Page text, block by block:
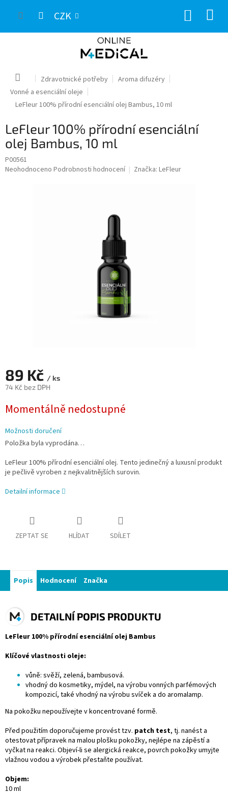
CZK
Domů Zdravotnické potřeby
Aroma difuzéry
Vonné a esenciální oleje
LeFleur 100% přírodní esenciální olej Bambus, 10 ml
LeFleur 100% přírodní esenciální
olej Bambus, 10 ml
P00561
Průměrné
Neohodnoceno Podrobnosti hodnocení Značka: LeFleur
89 Kč / ks
74 Kč bez DPH
cena:
Momentálně nedostupné
Možnosti doručení
Položka byla vyprodána…
LeFleur 100% přírodní esenciální olej. Tento jedinečný a luxusní produkt
je pečlivě vyroben z nejkvalitnějších surovin.
Detailní informace
ZEPTAT SE HLÍDAT SDÍLET
Popis Hodnocení Značka
DETAILNÍ POPIS PRODUKTU
LeFleur 100% přírodní esenciální olej Bambus
Klíčové vlastnosti oleje:
vůně: svěží, zelená, bambusová.
vhodný do kosmetiky, mýdel, na výrobu vonných parfémových
kompozicí, také vhodný na výrobu svíček a do aromalamp.
Na pokožku nepoužívejte v koncentrované formě.
Před použitím doporučujeme provést tzv. patch test, tj. nanést a
otestovat přípravek na malou plošku pokožky, nejlépe na zápěstí a
vyčkat na reakci. Objeví-li se alergická reakce, povrch pokožky umyjte
vlažnou vodou a výrobek přestaňte používat.
Objem:
10 ml